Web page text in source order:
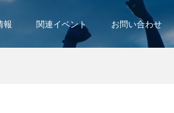
報 関連イベント お問い合わせ